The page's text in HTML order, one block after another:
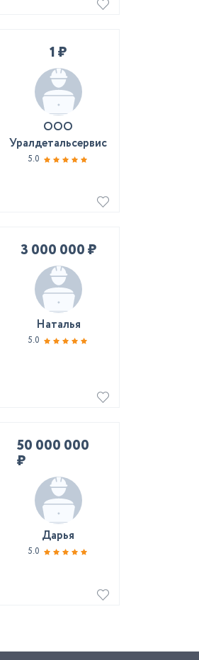
1 ₽
ООО
Уралдетальсервис
5.0
3 000 000 ₽
Наталья
5.0
50 000 000
₽
Дарья
5.0